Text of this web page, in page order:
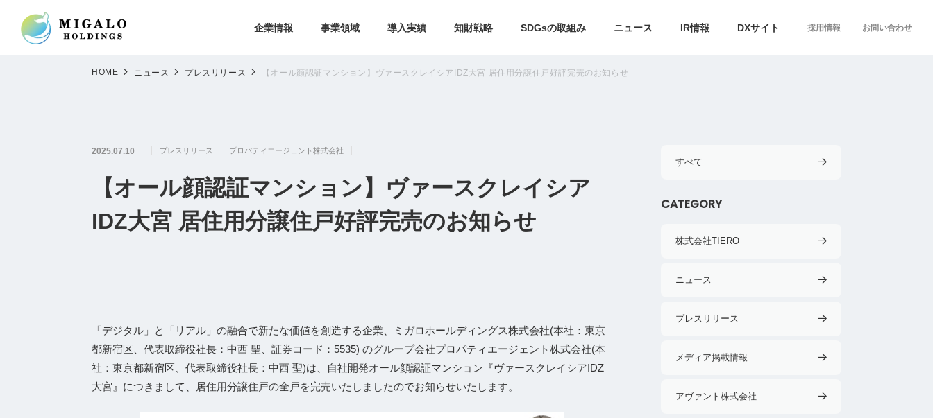
企業情報 事業領域 導入実績 知財戦略 SDGsの取組み ニュース IR情報 DXサイト 採用情報 お問い合わせ
HOME ニュース プレスリリース 【オール顔認証マンション】ヴァースクレイシアIDZ大宮 居住用分譲住戸好評完売のお知らせ
2025.07.10 プレスリリース プロパティエージェント株式会社
【オール顔認証マンション】ヴァースクレイシア
IDZ大宮 居住用分譲住戸好評完売のお知らせ
「デジタル」と「リアル」の融合で新たな価値を創造する企業、ミガロホールディングス株式会社(本社：東京
都新宿区、代表取締役社⻑：中⻄ 聖、証券コード：5535) のグループ会社プロパティエージェント株式会社(本
社：東京都新宿区、代表取締役社長：中西 聖)は、自社開発オール顔認証マンション『ヴァースクレイシアIDZ
大宮』につきまして、居住用分譲住戸の全戸を完売いたしましたのでお知らせいたします。
すべて
CATEGORY
株式会社TIERO
ニュース
プレスリリース
メディア掲載情報
アヴァント株式会社